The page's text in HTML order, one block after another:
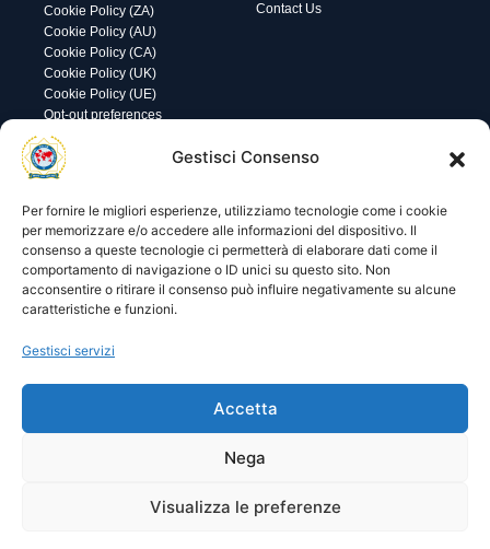
Gestisci Consenso
Per fornire le migliori esperienze, utilizziamo tecnologie come i cookie
per memorizzare e/o accedere alle informazioni del dispositivo. Il
consenso a queste tecnologie ci permetterà di elaborare dati come il
comportamento di navigazione o ID unici su questo sito. Non
acconsentire o ritirare il consenso può influire negativamente su alcune
caratteristiche e funzioni.
Gestisci servizi
Accetta
Nega
Visualizza le preferenze
Cookie Policy (ZA)
Cookie Policy (AU)
Cookie Policy (CA)
Cookie Policy (UK)
Cookie Policy (UE)
Opt-out preferences
Contact Us
Utility
Visite di oggi: 23
Visite totali: 14299
Area gestione
© 2025 I.P.A. Italia E.T.S. n. 36463 – Via Niccolò Copernico nr.